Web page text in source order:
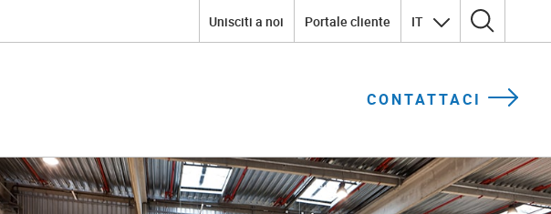
Unisciti a noi Portale cliente IT Ricerca per:
CONTATTACI